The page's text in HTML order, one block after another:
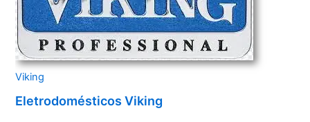
Viking
Eletrodomésticos Viking